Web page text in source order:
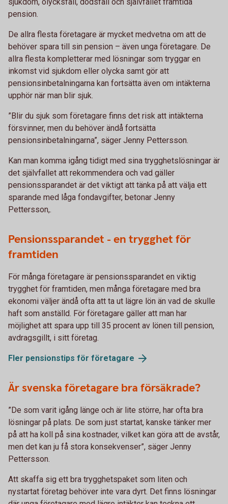
pension.
De allra flesta företagare är mycket medvetna om att de
behöver spara till sin pension – även unga företagare. De
allra flesta kompletterar med lösningar som tryggar en
inkomst vid sjukdom eller olycka samt gör att
pensionsinbetalningarna kan fortsätta även om intäkterna
upphör när man blir sjuk.
”Blir du sjuk som företagare finns det risk att intäkterna
försvinner, men du behöver ändå fortsätta
pensionsinbetalningarna”, säger Jenny Pettersson.
Kan man komma igång tidigt med sina trygghetslösningar är
det självfallet att rekommendera och vad gäller
pensionssparandet är det viktigt att tänka på att välja ett
sparande med låga fondavgifter, betonar Jenny
Pettersson,.
Pensionssparandet - en trygghet för
framtiden
För många företagare är pensionssparandet en viktig
trygghet för framtiden, men många företagare med bra
ekonomi väljer ändå ofta att ta ut lägre lön än vad de skulle
haft som anställd. För företagare gäller att man har
möjlighet att spara upp till 35 procent av lönen till pension,
avdragsgillt, i sitt företag.
Fler pensionstips för företagare
Är svenska företagare bra försäkrade?
”De som varit igång länge och är lite större, har ofta bra
lösningar på plats. De som just startat, kanske tänker mer
på att ha koll på sina kostnader, vilket kan göra att de avstår,
men det kan ju få stora konsekvenser”, säger Jenny
Pettersson.
Att skaffa sig ett bra trygghetspaket som liten och
nystartat företag behöver inte vara dyrt. Det finns lösningar